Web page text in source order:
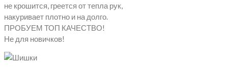
не крошится, греется от тепла рук,
накуривает плотно и на долго.
ПРОБУЕМ ТОП КАЧЕСТВО!
Не для новичков!